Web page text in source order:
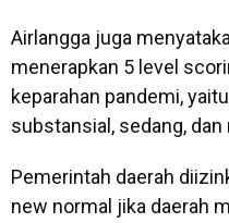
Airlangga juga
menerapkan 5 level
keparahan pandemi,
substansial, sedang, dan
Pemerintah daerah
new normal jika daerah